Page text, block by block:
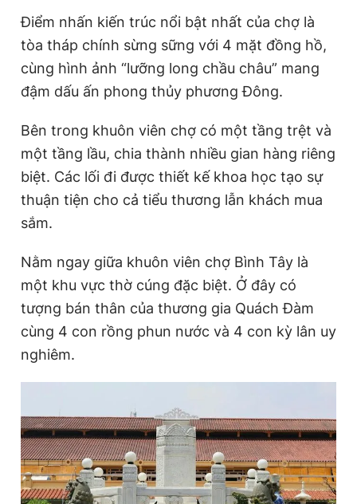
Điểm nhấn kiến trúc nổi bật nhất của chợ là
tòa tháp chính sừng sững với 4 mặt đồng hồ,
cùng hình ảnh “lưỡng long chầu châu” mang
đậm dấu ấn phong thủy phương Đông.
Bên trong khuôn viên chợ có một tầng trệt và
một tầng lầu, chia thành nhiều gian hàng riêng
biệt. Các lối đi được thiết kế khoa học tạo sự
thuận tiện cho cả tiểu thương lẫn khách mua
sắm.
Nằm ngay giữa khuôn viên chợ Bình Tây là
một khu vực thờ cúng đặc biệt. Ở đây có
tượng bán thân của thương gia Quách Đàm
cùng 4 con rồng phun nước và 4 con kỳ lân uy
nghiêm.